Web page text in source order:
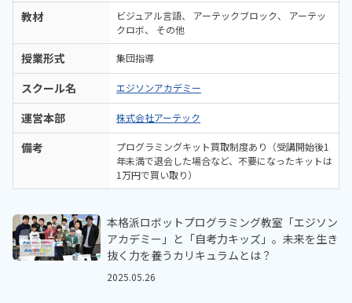
教材 ビジュアル言語 アーテックブロック
アーテッ
クロボ
その他
授業形式 集団指導
スクール名 エジソンアカデミー
運営本部 株式会社アーテック
備考
プログラミングキット買取制度あり（受講開始後1
年未満で退会した場合など、不要になったキットは
1万円で買い取り）
本格派ロボットプログラミング教室「エジソン
アカデミー」と「自考力キッズ」。未来を生き
抜く力を養うカリキュラムとは？
2025.05.26